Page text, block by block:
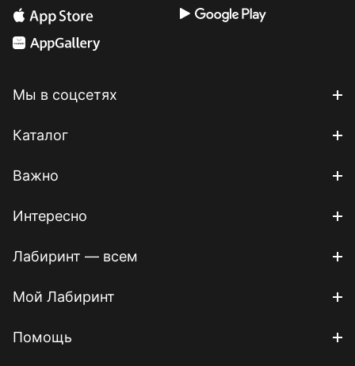
Мы в соцсетях
Каталог
Важно
Интересно
Лабиринт — всем
Мой Лабиринт
Помощь